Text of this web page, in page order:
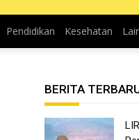
Pendidikan Kesehatan
BERITA